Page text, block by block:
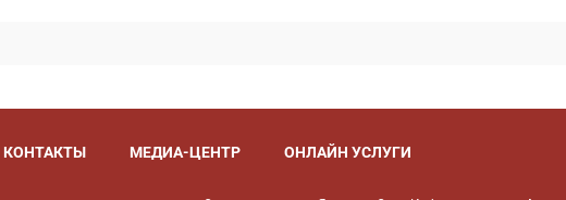
КОНТАКТЫ МЕДИА-ЦЕНТР ОНЛАЙН УСЛУГИ